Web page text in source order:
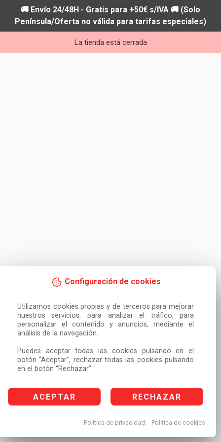
Configuración de cookies
Utilizamos cookies propias y de terceros para mejorar
nuestros servicios, para analizar el tráfico, para
personalizar el contenido y anuncios, mediante el
análisis de la navegación.
Puedes aceptar todas las cookies pulsando en el
botón “Aceptar”, rechazar todas las cookies pulsando
en el botón “Rechazar”
ACEPTAR RECHAZAR
Política de privacidad Política de cookies
🚚 Envío 24/48H - Gratis para +50€ s/IVA 🚚 (Solo
Península/Oferta no válida para tarifas especiales)
La tienda está cerrada